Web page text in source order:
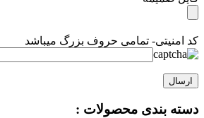
کد امنیتی- تمامی حروف بزرگ میباشد
دسته بندی محصولات :